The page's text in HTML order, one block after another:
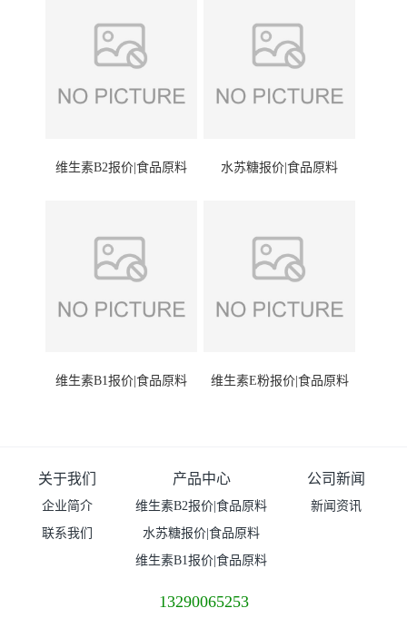
维生素B2报价|食品原料 水苏糖报价|食品原料
维生素B1报价|食品原料 维生素E粉报价|食品原料
关于我们
企业简介
联系我们
产品中心
维生素B2报价|食品原料
水苏糖报价|食品原料
维生素B1报价|食品原料
公司新闻
新闻资讯
13290065253